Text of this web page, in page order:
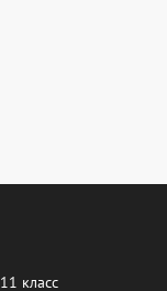
11 класс